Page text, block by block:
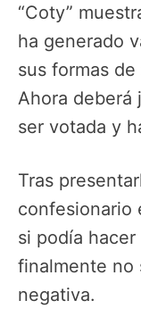
“Coty”
ha generado
sus formas
Ahora deberá
ser votada y
Tras
confesionario
si podía
finalmente no
negativa.